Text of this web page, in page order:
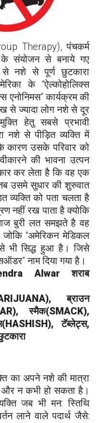
Therapy), पंचकर्म
के संयोजन से बनाये गए
से नशे से पूर्ण छुटकारा
के “ऐल्कोहोलिक्स
एनोनिमस” कार्यक्रम की
से ज्यादा लोग नशे से दूर
हेतु सबसे प्रभावी
नशे से पीड़ित व्यक्ति में
कारण उसके परिवार को
की भावना उत्पन
कर लेता है कि वह एक
उसमे सुधार की शुरुवात
व्यक्ति को पता चलता है
नहीं रख पाता है क्योकि
बुरी लत समझते है वह
जोकि “अमेरिकन मेडिकल
से भी सिद्ध हुआ है। जिसे
नाम दिया गया है।
Alwar शराब
ब्राउन
स्मैक(SMACK),
टॅब्लेट्स,
का अपने नशे की मात्रा
और न कभी हो सकता है।
जब भी मन: स्तिथि
लाने वाले पदार्थ जैसे: